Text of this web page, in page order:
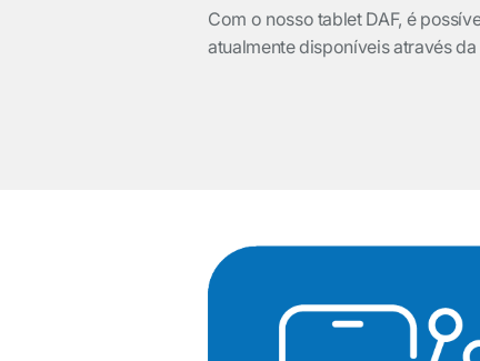
Com o nosso tablet DAF, é
atualmente disponíveis através